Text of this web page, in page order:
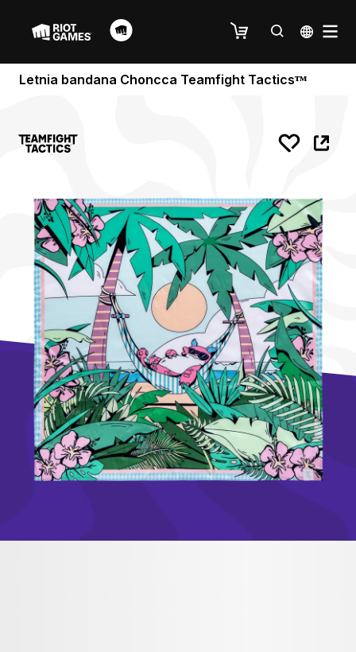
Letnia bandana Choncca Teamfight Tacticsᵀᴹ